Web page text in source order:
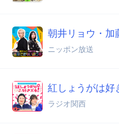
朝井リョウ・加
ニッポン放送
紅しょうがは好
ラジオ関西